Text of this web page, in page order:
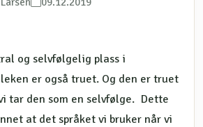
og selvfølgelig plass i
er også truet. Og den er truet
tar den som en selvfølge. Dette
at det språket vi bruker når vi